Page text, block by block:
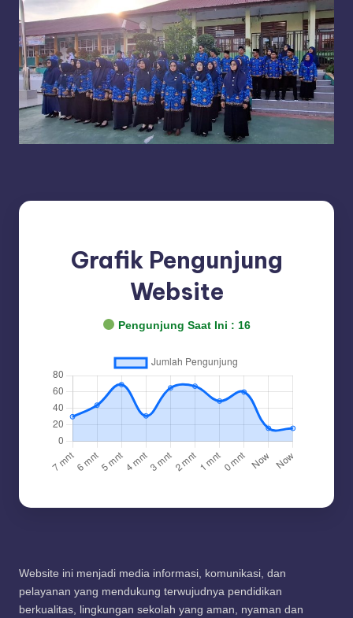
Grafik Pengunjung
Website
Pengunjung Saat Ini : 16
Website ini menjadi media informasi, komunikasi, dan
pelayanan yang mendukung terwujudnya pendidikan
berkualitas, lingkungan sekolah yang aman, nyaman dan